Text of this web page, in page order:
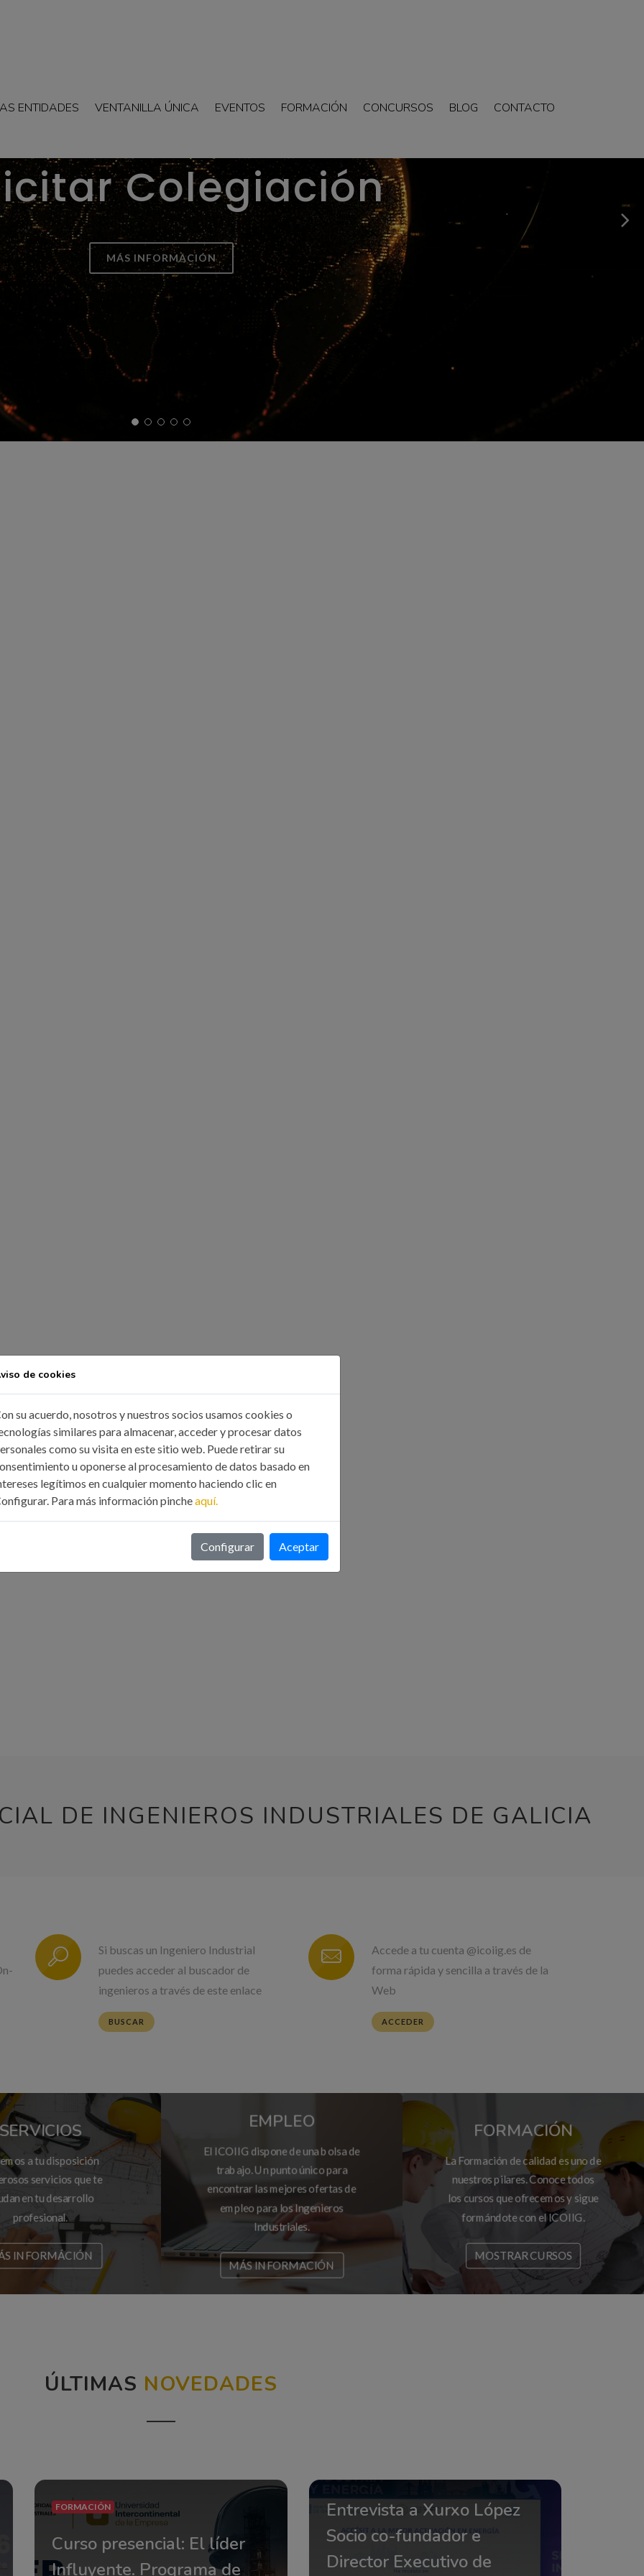
ENTIDADES VENTANILLA ÚNICA EVENTOS FORMACIÓN CONCURSOS BLOG CONTACTO
Colegiación
MÁS INFORMACIÓN
DE INGENIEROS INDUSTRIALES DE GALICIA
Si buscas un Ingeniero Industrial
puedes acceder al buscador de
ingenieros a través de este enlace
BUSCAR
Accede a tu cuenta @icoiig.es de
forma rápida y sencilla a través de la
Web
ACCEDER
a tu disposición
servicios que te
en tu desarrollo
profesional.
INFORMÁCIÓN
EMPLEO
El ICOIIG dispone de una bolsa de
trabajo. Un punto único para
encontrar las mejores ofertas de
empleo para los Ingenieros
Industriales.
MÁS INFORMACIÓN
FORMACIÓN
La Formación de calidad es uno de
nuestros pilares. Conoce todos
los cursos que ofrecemos y sigue
formándote con el ICOIIG.
MOSTRAR CURSOS
ÚLTIMAS NOVEDADES
FORMACIÓN
Curso presencial: El líder
Influyente. Programa de
Entrevista a Xurxo López
Socio co-fundador e
Director Executivo de
de cookies
su acuerdo, nosotros y nuestros socios usamos cookies o
similares para almacenar, acceder y procesar datos
como su visita en este sitio web. Puede retirar su
u oponerse al procesamiento de datos basado en
legítimos en cualquier momento haciendo clic en
Para más información pincheaquí.
Configurar Aceptar